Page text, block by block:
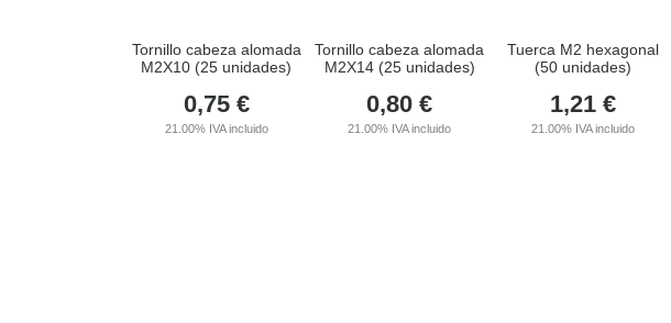
Tornillo cabeza alomada
M2X10 (25 unidades)
0,75 €
21.00% IVA incluido
Tornillo cabeza alomada
M2X14 (25 unidades)
0,80 €
21.00% IVA incluido
Tuerca M2 hexagonal
(50 unidades)
1,21 €
21.00% IVA incluido